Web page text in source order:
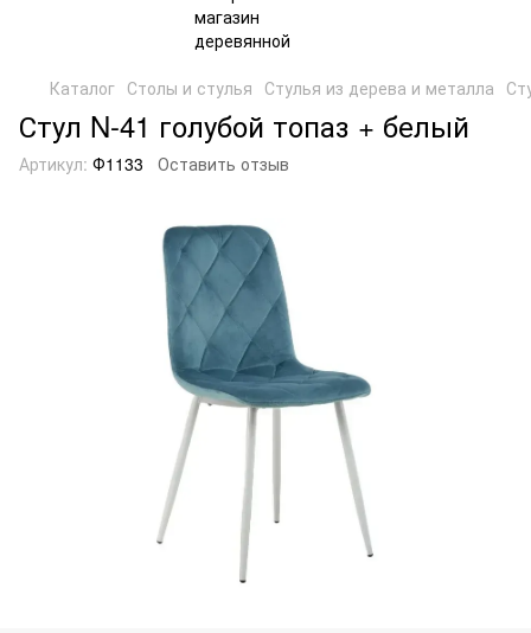
Каталог Столы и стулья Стулья из дерева и металла
Стул N-41 голубой топаз + белый
Артикул: Ф1133 Оставить отзыв